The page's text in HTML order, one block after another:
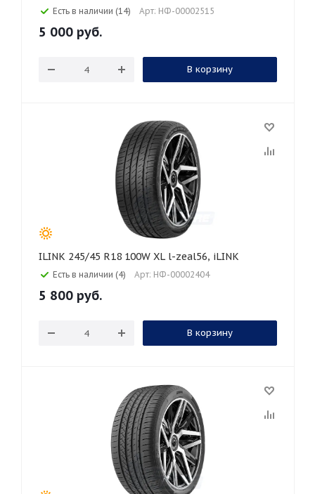
Есть в наличии (14) Арт: НФ-00002515
5 000 руб.
В корзину
ILINK 245/45 R18 100W XL l-zeal56, iLINK
Есть в наличии (4) Арт: НФ-00002404
5 800 руб.
В корзину